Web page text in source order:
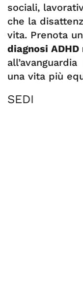
sociali,
che la
vita. Prenota
diagnosi
una vita più
SEDI